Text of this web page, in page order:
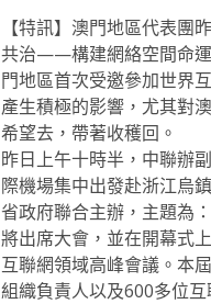
【特訊】澳門地區代表
共治——構建網絡空間命運
門地區首次受邀參加世界
產生積極的影響，尤其對
希望去，帶著收穫回。
昨日上午十時半，中聯辦
際機場集中出發赴浙江烏
省政府聯合主辦，主題為
將出席大會，並在開幕式
互聯網領域高峰會議。本
組織負責人以及600多位